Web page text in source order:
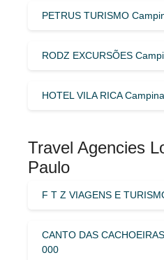
PETRUS TURISMO
RODZ EXCURSÕES
HOTEL VILA RICA
Travel Agencies
Paulo
F T Z VIAGENS E
CANTO DAS
000